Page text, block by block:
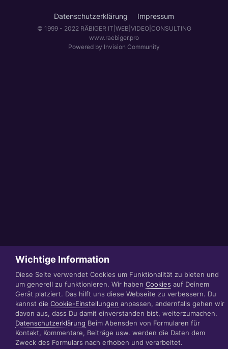
Datenschutzerklärung Impressum
© 1999 - 2022 RÄBIGER IT|WEB|VIDEO|CONSULTING
www.raebiger.pro
Powered by Invision Community
Wichtige Information
Diese Seite verwendet Cookies um Funktionalität zu bieten und
um generell zu funktionieren. Wir haben Cookies auf Deinem
Gerät platziert. Das hilft uns diese Webseite zu verbessern. Du
kannst die Cookie-Einstellungen anpassen, andernfalls gehen wir
davon aus, dass Du damit einverstanden bist, weiterzumachen.
Datenschutzerklärung Beim Abensden von Formularen für
Kontakt, Kommentare, Beiträge usw. werden die Daten dem
Zweck des Formulars nach erhoben und verarbeitet.